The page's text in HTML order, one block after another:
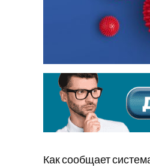
Как сообщает